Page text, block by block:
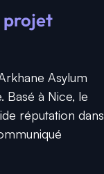
projet
Asylum
Basé à Nice, le
réputation dans